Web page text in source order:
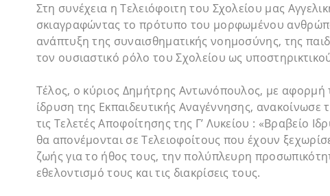
Στη συνέχεια η Τελειόφοιτη του Σχολείου μας
σκιαγραφώντας το πρότυπο του μορφωμένου
ανάπτυξη της συναισθηματικής νοημοσύνης, της
τον ουσιαστικό ρόλο του Σχολείου ως
Τέλος, ο κύριος Δημήτρης Αντωνόπουλος, με
ίδρυση της Εκπαιδευτικής Αναγέννησης,
τις Τελετές Αποφοίτησης της Γ’ Λυκείου : «Βραβείο
θα απονέμονται σε Τελειοφοίτους που έχουν
ζωής για το ήθος τους, την πολύπλευρη
εθελοντισμό τους και τις διακρίσεις τους.